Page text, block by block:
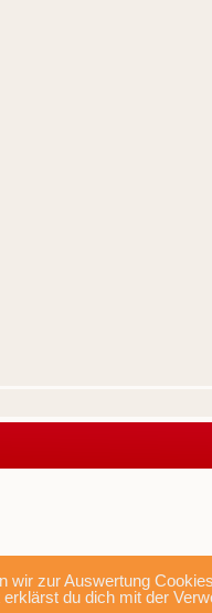
zur Auswertung
du dich mit der